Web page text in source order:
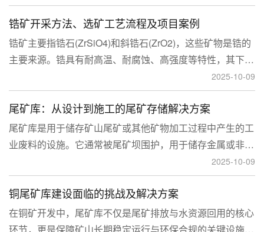
锆矿开采方法、选矿工艺流程及项目案例
锆矿主要指锆石(ZrSiO4)和斜锆石(ZrO2)，这些矿物是锆的
主要来源。锆具有耐高温、耐腐蚀、高强度等特性，其下游
应用涉及核工业、陶瓷、耐火材料、铸造、电子和化工等多
个领域，尤其在高性能陶瓷和锆基合金中的需求不断增长。
2025-10-09
尾矿库：从设计到施工的尾矿存储解决方案
尾矿库是用于储存矿山尾矿或其他矿物加工过程中产生的工
业废料的设施。它通常被尾矿坝围护，用于储存金属或非金
属矿山的尾矿。尾矿库通常包括尾矿处理系统、排水系统和
回水系统。根据地形，尾矿库可分为山谷型、山坡型、平地
型和河流拦截型。
2025-10-09
铜尾矿库建设面临的挑战及解决方案
在铜矿开发中，尾矿库不仅是尾矿排放与水资源回用的核心